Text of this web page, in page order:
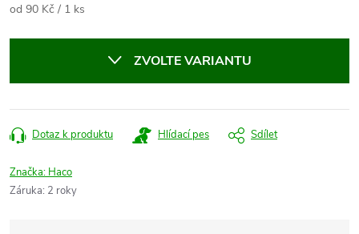
Měrná
od 90 Kč / 1 ks
ZVOLTE VARIANTU
Dotaz k produktu Hlídací pes Sdílet
Značka: Haco
Záruka: 2 roky